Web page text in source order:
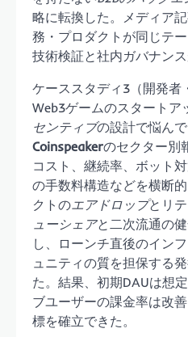
略に転換した。メディア
務・プロダクトが同じテ
技術検証と社内ガバナンス
ケーススタディ3（開発者
Web3ゲームのスタートア
センティブの設計で悩ん
Coinspeakerのセクター別
コスト、継続率、ボット
の手数料構造などを横断
クトのエアドロップとリ
ューシェアと二次流通の
し、ローンチ直後のイン
ュニティの質を担保する
た。結果、初期DAUは想
ブユーザーの課金率は改
標を確立できた。